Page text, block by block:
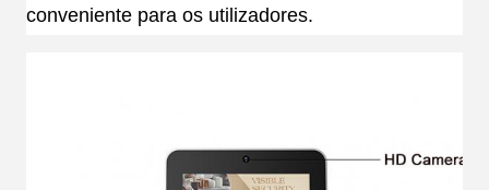
conveniente para os utilizadores.